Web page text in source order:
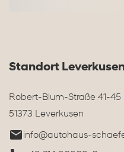
Standort
Robert-Blum-Straße 41-45
51373 Leverkusen
info@autohaus-